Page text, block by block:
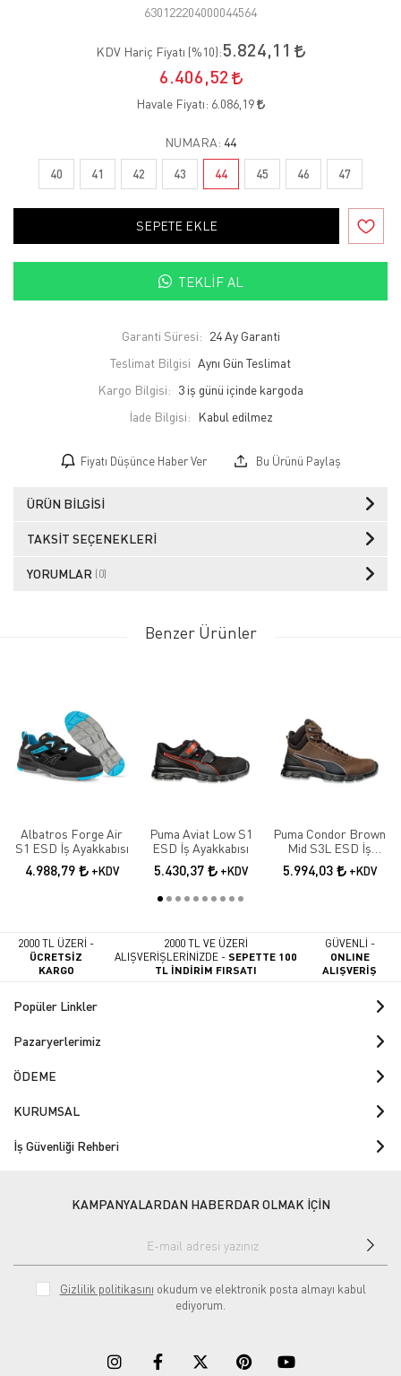
630122204000044564
KDV Hariç Fiyatı (%10):5.824,11
6.406,52
Havale Fiyatı: 6.086,19
NUMARA: 44
40 41 42 43 44 45 46 47
SEPETE EKLE
TEKLIF AL
Garanti Süresi: 24 Ay Garanti
Teslimat Bilgisi Aynı Gün Teslimat
Kargo Bilgisi: 3 iş günü içinde kargoda
İade Bilgisi:
Fiyatı Düşünce Haber Ver Bu Ürünü Paylaş
ÜRÜN BILGISI
TAKSIT SEÇENEKLERI
YORUMLAR (0)
Benzer Ürünler
Albatros Forge Air
S1 ESD İş Ayakkabısı
4.988,79 +KDV
Puma Aviat Low S1
ESD İş Ayakkabısı
5.430,37 +KDV
Puma Condor Brown
Mid S3L ESD İş
Ayakkabısı
5.994,03 +KDV
2000 TL ÜZERİ -
ÜCRETSİZ
KARGO
2000 TL VE ÜZERİ
ALIŞVERİŞLERİNİZDE -SEPETTE 100
TL İNDİRİM FIRSATI
GÜVENLİ -
ONLINE
ALIŞVERİŞ
Popüler Linkler
Pazaryerlerimiz
ÖDEME
KURUMSAL
İş Güvenliği Rehberi
KAMPANYALARDAN HABERDAR OLMAK İÇİN
Gizlilik politikasını okudum ve elektronik posta almayı kabul
ediyorum.